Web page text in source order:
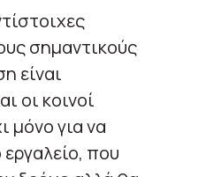
σημαντικούς
είναι
οι κοινοί
μόνο για να
που